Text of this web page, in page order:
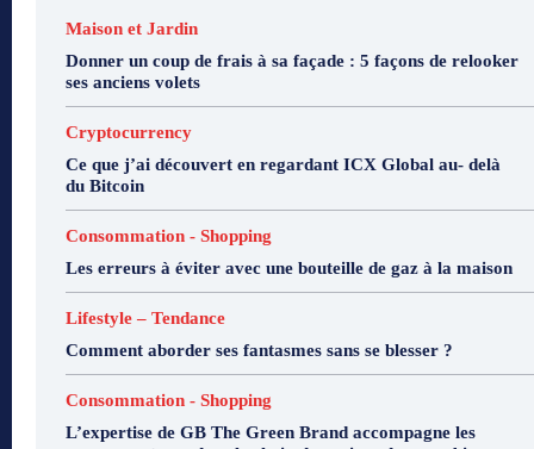
Maison et Jardin
Donner un coup de frais à sa façade : 5 façons de relooker
ses anciens volets
Cryptocurrency
Ce que j’ai découvert en regardant ICX Global au- delà
du Bitcoin
Consommation - Shopping
Les erreurs à éviter avec une bouteille de gaz à la maison
Lifestyle – Tendance
Comment aborder ses fantasmes sans se blesser ?
Consommation - Shopping
L’expertise de GB The Green Brand accompagne les